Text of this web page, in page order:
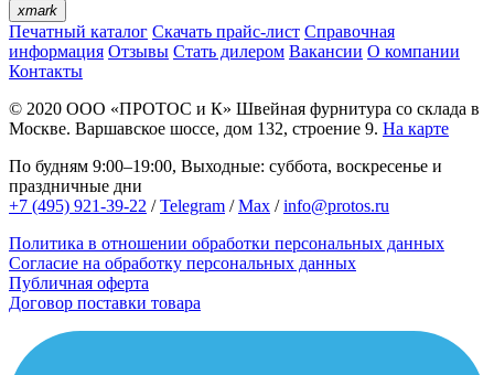
xmark
Печатный каталог Скачать прайс-лист Справочная
информация Отзывы Стать дилером Вакансии О компании
Контакты
© 2020 ООО «ПРОТОС и К» Швейная фурнитура со склада в
Москве. Варшавское шоссе, дом 132, строение 9. На карте
По будням 9:00–19:00, Выходные: суббота, воскресенье и
праздничные дни
+7 (495) 921-39-22 /Telegram /Max /info@protos.ru
Политика в отношении обработки персональных данных
Согласие на обработку персональных данных
Публичная оферта
Договор поставки товара